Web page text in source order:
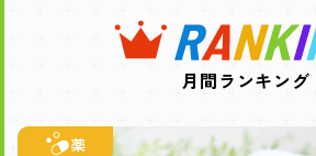
月間ランキング
薬